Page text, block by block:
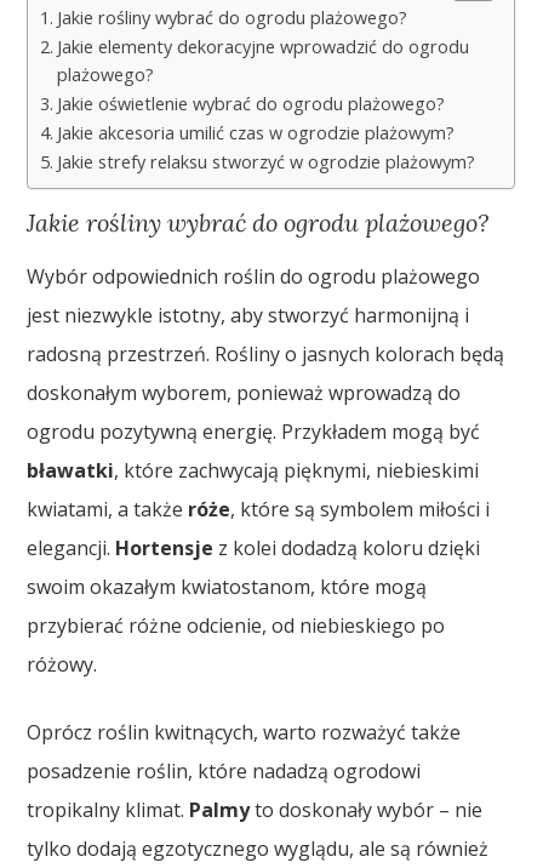
Jakie rośliny wybrać do ogrodu plażowego?
Jakie elementy dekoracyjne wprowadzić do ogrodu
plażowego?
Jakie oświetlenie wybrać do ogrodu plażowego?
Jakie akcesoria umilić czas w ogrodzie plażowym?
Jakie strefy relaksu stworzyć w ogrodzie plażowym?
Jakie rośliny wybrać do ogrodu plażowego?
Wybór odpowiednich roślin do ogrodu plażowego
jest niezwykle istotny, aby stworzyć harmonijną i
radosną przestrzeń. Rośliny o jasnych kolorach będą
doskonałym wyborem, ponieważ wprowadzą do
ogrodu pozytywną energię. Przykładem mogą być
bławatki, które zachwycają pięknymi, niebieskimi
kwiatami, a także róże, które są symbolem miłości i
elegancji. Hortensje z kolei dodadzą koloru dzięki
swoim okazałym kwiatostanom, które mogą
przybierać różne odcienie, od niebieskiego po
różowy.
Oprócz roślin kwitnących, warto rozważyć także
posadzenie roślin, które nadadzą ogrodowi
tropikalny klimat. Palmyto doskonały wybór – nie
tylko dodają egzotycznego wyglądu, ale są również